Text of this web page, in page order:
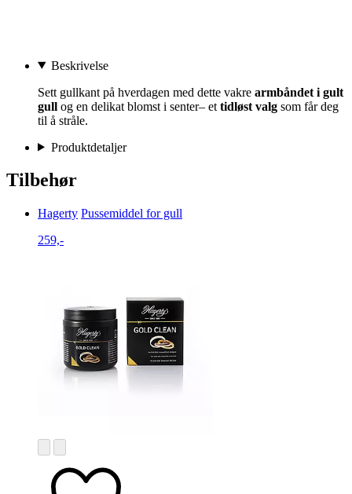
Beskrivelse
Sett gullkant på hverdagen med dette vakre armbåndet i gult
gull og en delikat blomst i senter– et tidløst valg som får deg
til å stråle.
Produktdetaljer
Tilbehør
Hagerty Pussemiddel for gull
259,-